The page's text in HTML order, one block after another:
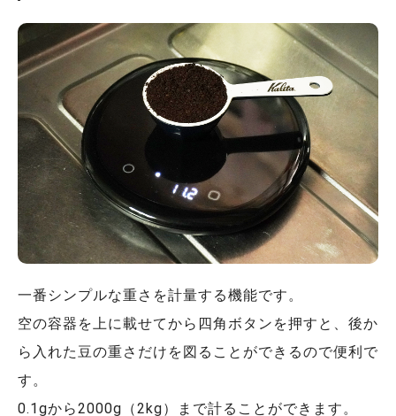
一番シンプルな重さを計量する機能です。
空の容器を上に載せてから四角ボタンを押すと、後か
ら入れた豆の重さだけを図ることができるので便利で
す。
0.1gから2000g（2kg）まで計ることができます。